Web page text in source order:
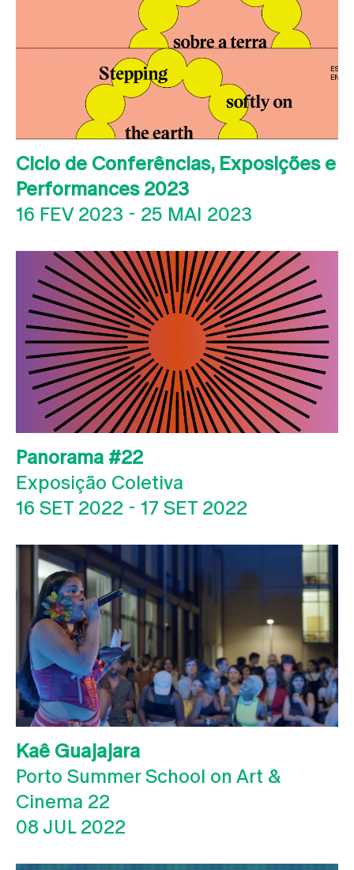
Ciclo de Conferências, Exposições e
Performances 2023
16 FEV 2023 - 25 MAI 2023
Panorama #22
Exposição Coletiva
16 SET 2022 - 17 SET 2022
Kaê Guajajara
Porto Summer School on Art &
Cinema 22
08 JUL 2022